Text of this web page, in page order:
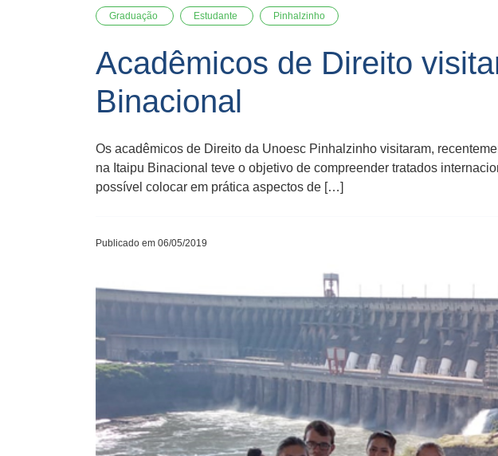
Graduação Estudante Pinhalzinho
Acadêmicos de Direito
Binacional
Os acadêmicos de Direito da Unoesc Pinhalzinho visitaram,
na Itaipu Binacional teve o objetivo de compreender tratados
possível colocar em prática aspectos de […]
Publicado em 06/05/2019